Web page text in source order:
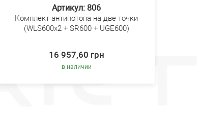
Артикул: 806
Комплект антипотопа на две точки
(WLS600x2 + SR600 + UGE600)
16 957,60 грн
в наличии